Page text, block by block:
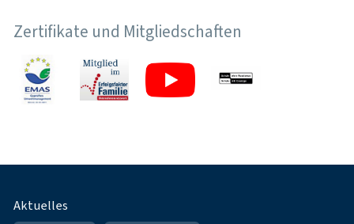
Zertifikate und Mitgliedschaften
Fußnavigation
Aktuelles